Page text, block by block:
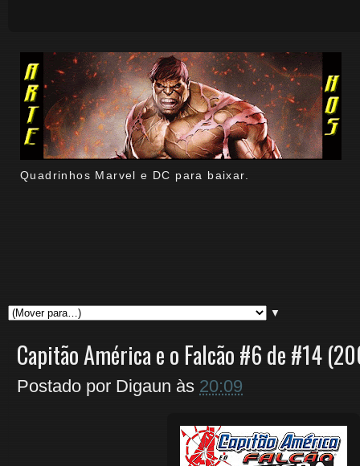
Quadrinhos Marvel e DC para baixar.
▼
Capitão América e o Falcão #6 de #14
Postado por Digaun às 20:09